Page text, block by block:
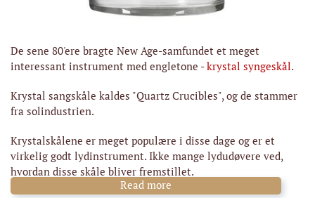
De sene 80'ere bragte New Age-samfundet et meget
interessant instrument med engletone -krystal syngeskål.
Krystal sangskåle kaldes "Quartz Crucibles", og de stammer
fra solindustrien.
Krystalskålene er meget populære i disse dage og er et
virkelig godt lydinstrument. Ikke mange lydudøvere ved,
hvordan disse skåle bliver fremstillet.
Read more